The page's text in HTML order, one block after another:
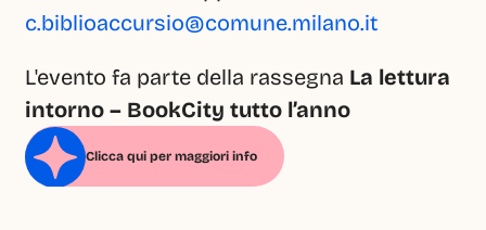
c.biblioaccursio@comune.milano.it
L'evento fa parte della rassegna La lettura
intorno – BookCity tutto l’anno
Clicca qui per maggiori info